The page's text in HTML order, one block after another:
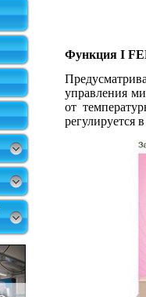
Функция I
управления
от
регулируется